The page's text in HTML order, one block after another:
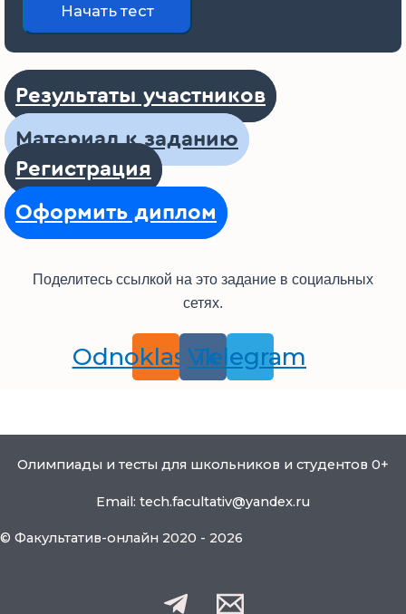
Результаты участников
Материал к заданию
Регистрация
Оформить диплом
Поделитесь ссылкой на это задание в социальных
сетях.
Odnoklassniki
Vk
Telegram
Олимпиады и тесты для школьников и студентов 0+
Email: tech.facultativ@yandex.ru
© Факультатив-онлайн 2020 - 2026